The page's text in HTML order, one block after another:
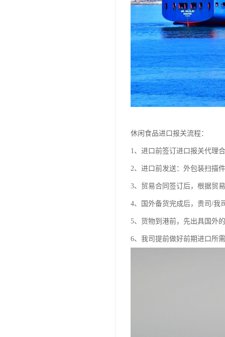
休闲食品进口报关流程：
1、进口前签订进口报关代理
2、进口前发送：外包装扫描
3、贸易合同签订后，根据贸
4、国外备货完成后，贵司/我
5、货物到港前，先出具国外
6、我司提前做好前期进口所